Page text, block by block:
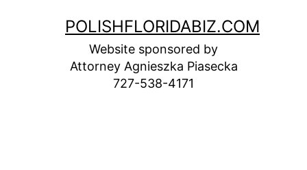
POLISHFLORIDABIZ.COM
Website sponsored by
Attorney Agnieszka Piasecka
727-538-4171